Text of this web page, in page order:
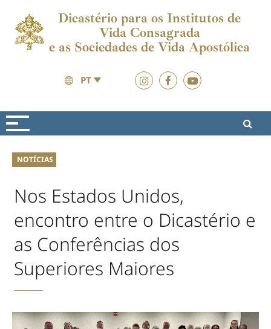
Dicastério para os Institutos de
Vida Consagrada
e as Sociedades de Vida Apostólica
PT
Actualidades
NOTÍCIAS
Nos Estados Unidos,
encontro entre o Dicastério e
as Conferências dos
Superiores Maiores